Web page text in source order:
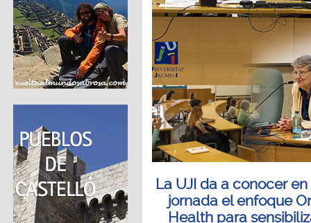
La UJI da a conocer en
jornada el enfoque
Health para